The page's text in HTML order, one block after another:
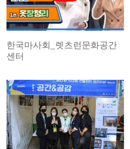
한국마사회_렛츠런문화공간
센터